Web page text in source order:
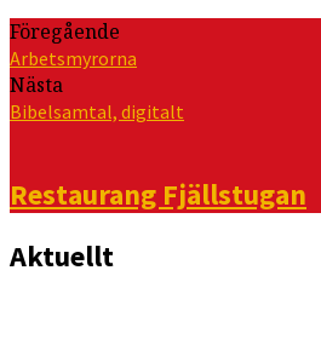
Föregående
Arbetsmyrorna
Nästa
Bibelsamtal, digitalt
Restaurang Fjällstugan
Aktuellt